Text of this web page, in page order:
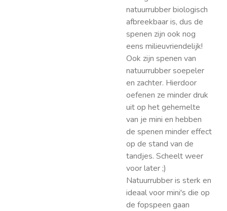
natuurrubber biologisch
afbreekbaar is, dus de
spenen zijn ook nog
eens milieuvriendelijk!
Ook zijn spenen van
natuurrubber soepeler
en zachter. Hierdoor
oefenen ze minder druk
uit op het gehemelte
van je mini en hebben
de spenen minder effect
op de stand van de
tandjes. Scheelt weer
voor later ;)
Natuurrubber is sterk en
ideaal voor mini's die op
de fopspeen gaan